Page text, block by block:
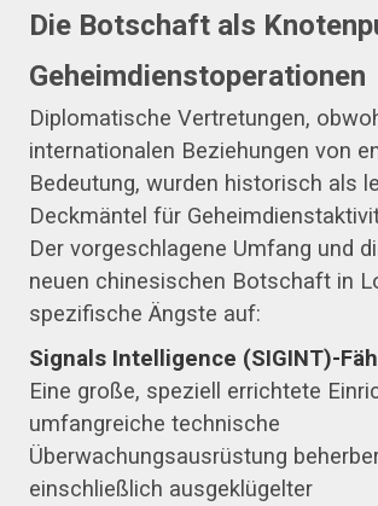
Die Botschaft als
Geheimdienstoperationen
Diplomatische Vertretungen,
internationalen Beziehungen von
Bedeutung, wurden historisch als
Deckmäntel für
Der vorgeschlagene Umfang und
neuen chinesischen Botschaft in
spezifische Ängste auf:
Signals Intelligence (SIGINT)-
Eine große, speziell errichtete
umfangreiche technische
Überwachungsausrüstung
einschließlich ausgeklügelter